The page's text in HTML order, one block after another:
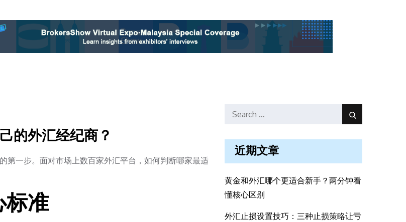
的外汇经纪商？
第一步。面对市场上数百家外汇平台，如何判断哪家最适
准
Search
Search
近期文章
黄金和外汇哪个更适合新手？两分钟看
懂核心区别
外汇止损设置技巧：三种止损策略让亏